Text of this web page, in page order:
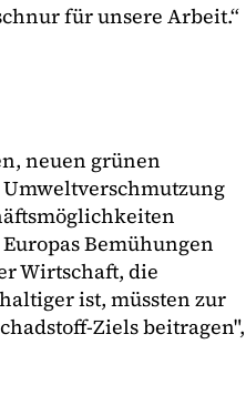
für unsere Arbeit.“
neuen grünen
Bemühungen
Wirtschaft, die
ist, müssten zur
Ziels beitragen",